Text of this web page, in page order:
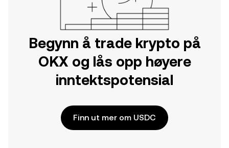
Begynn å trade krypto på
OKX og lås opp høyere
inntektspotensial
Finn ut mer om USDC